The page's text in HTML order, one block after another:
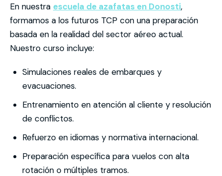
En nuestra escuela de azafatas en Donosti,
formamos a los futuros TCP con una preparación
basada en la realidad del sector aéreo actual.
Nuestro curso incluye:
Simulaciones reales de embarques y
evacuaciones.
Entrenamiento en atención al cliente y resolución
de conflictos.
Refuerzo en idiomas y normativa internacional.
Preparación específica para vuelos con alta
rotación o múltiples tramos.